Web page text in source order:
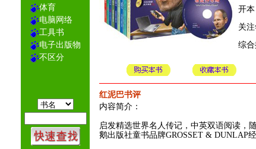
体育
电脑网络
工具书
电子出版物
不区分
开
关注
综
红泥巴书评
内容简介：
启发精选世界名人传记，中英双语阅读，
鹅出版社童书品牌GROSSET & DUNLAP